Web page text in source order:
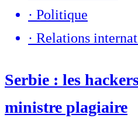
· Politique
· Relations
Serbie : les
ministre plagiaire